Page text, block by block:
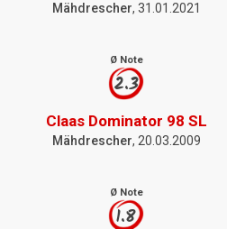
Mähdrescher, 31.01.2021
Ø Note
2.3
Claas Dominator 98 SL
Mähdrescher, 20.03.2009
Ø Note
1.8